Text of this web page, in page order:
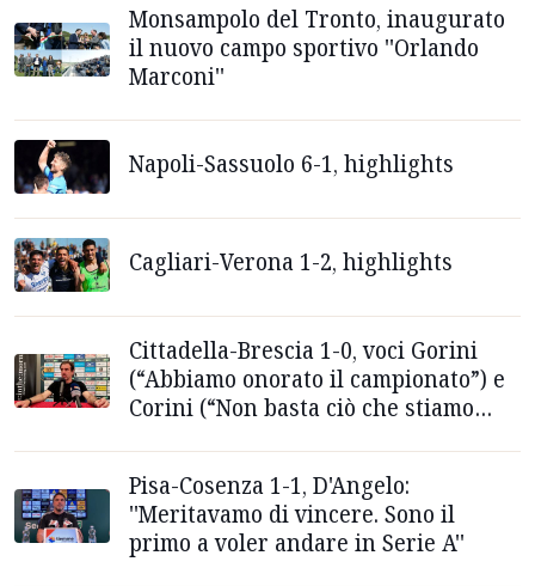
Monsampolo del Tronto, inaugurato
il nuovo campo sportivo ''Orlando
Marconi''
Napoli-Sassuolo 6-1, highlights
Cagliari-Verona 1-2, highlights
Cittadella-Brescia 1-0, voci Gorini
(“Abbiamo onorato il campionato”) e
Corini (“Non basta ciò che stiamo
Pisa-Cosenza 1-1, D'Angelo:
''Meritavamo di vincere. Sono il
primo a voler andare in Serie A''